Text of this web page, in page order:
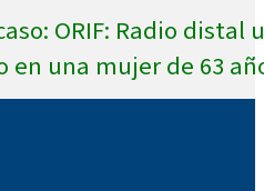
ORIF: Radio
en una mujer de 63